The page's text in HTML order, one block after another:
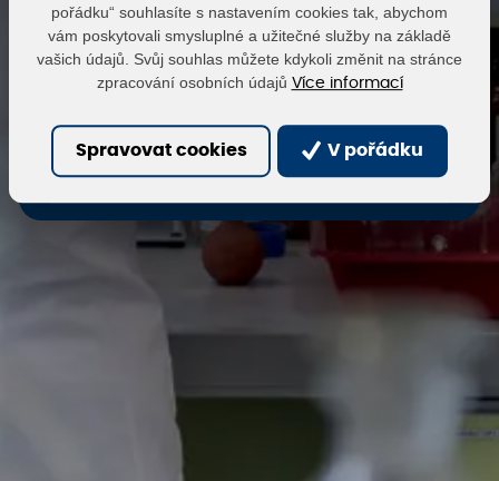
Heslo
Přihlásit Obnovit heslo
Zaregistrovat se
pořádku“ souhlasíte s nastavením cookies tak, abychom
vám poskytovali smysluplné a užitečné služby na základě
vašich údajů. Svůj souhlas můžete kdykoli změnit na stránce
zpracování osobních údajů Více informací
Spravovat cookies V pořádku